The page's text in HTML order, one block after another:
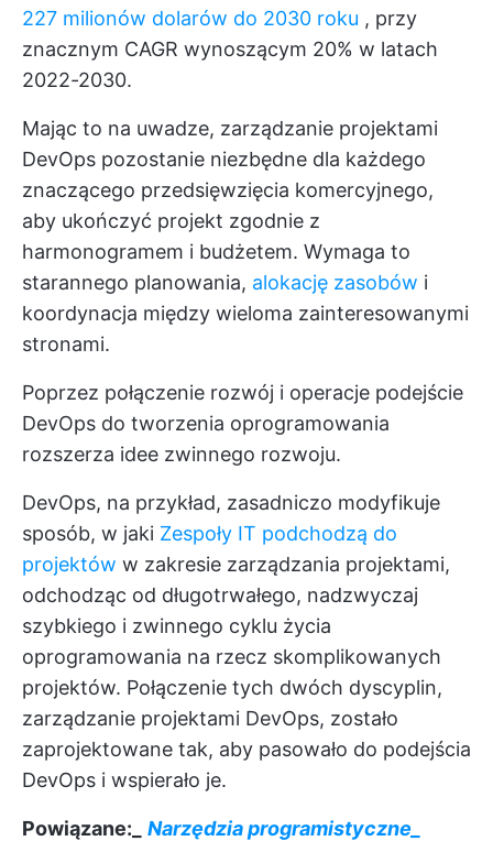
227 milionów dolarów do 2030 roku , przy
znacznym CAGR wynoszącym 20% w latach
2022-2030.
Mając to na uwadze, zarządzanie projektami
DevOps pozostanie niezbędne dla każdego
znaczącego przedsięwzięcia komercyjnego,
aby ukończyć projekt zgodnie z
harmonogramem i budżetem. Wymaga to
starannego planowania, alokację zasobów i
koordynacja między wieloma zainteresowanymi
stronami.
Poprzez połączenie rozwój i operacje podejście
DevOps do tworzenia oprogramowania
rozszerza idee zwinnego rozwoju.
DevOps, na przykład, zasadniczo modyfikuje
sposób, w jaki Zespoły IT podchodzą do
projektów w zakresie zarządzania projektami,
odchodząc od długotrwałego, nadzwyczaj
szybkiego i zwinnego cyklu życia
oprogramowania na rzecz skomplikowanych
projektów. Połączenie tych dwóch dyscyplin,
zarządzanie projektami DevOps, zostało
zaprojektowane tak, aby pasowało do podejścia
DevOps i wspierało je.
Powiązane:_ Narzędzia programistyczne_